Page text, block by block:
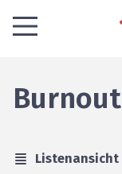
Burnout
Listenansicht